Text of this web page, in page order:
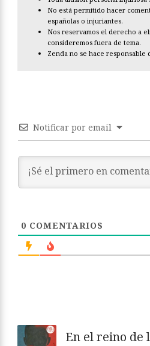
No está permitido hacer
españolas o injuriantes.
Nos reservamos el derecho a
consideremos fuera de tema.
Zenda no se hace responsable
Notificar por email
0 COMENTARIOS
En el reino de